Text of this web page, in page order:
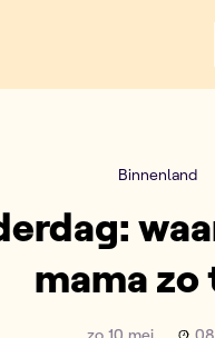
Binnenland
mama zo